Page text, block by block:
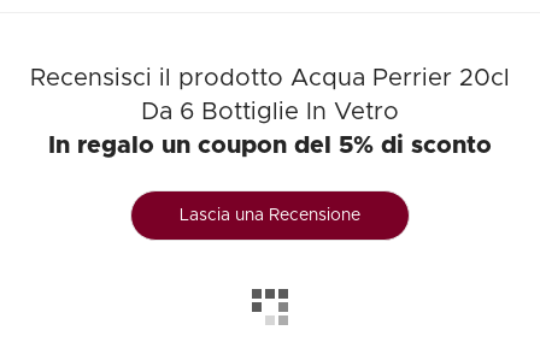
Recensisci il prodotto Acqua Perrier 20cl
Da 6 Bottiglie In Vetro
In regalo un coupon del 5% di sconto
Lascia una Recensione